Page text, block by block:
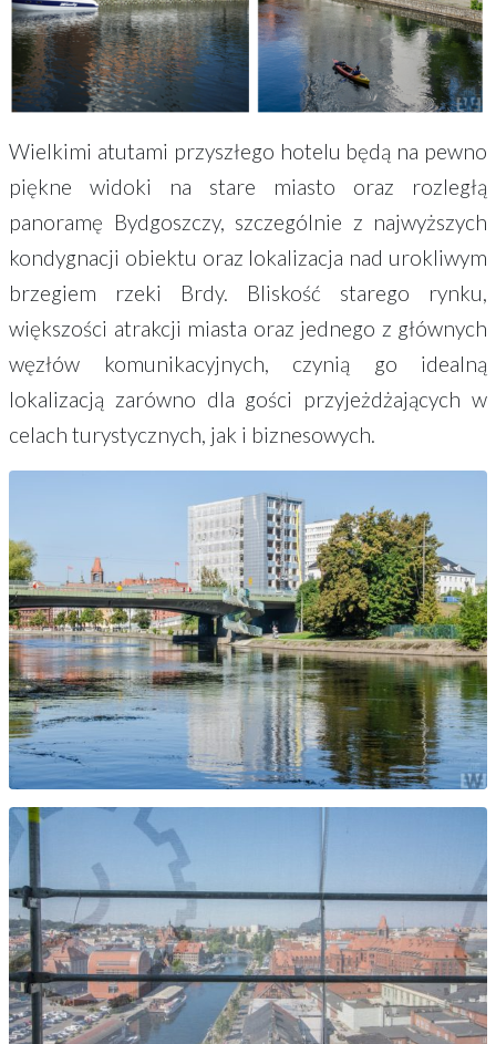
Wielkimi atutami przyszłego hotelu będą na pewno
piękne widoki na stare miasto oraz rozległą
panoramę Bydgoszczy, szczególnie z najwyższych
kondygnacji obiektu oraz lokalizacja nad urokliwym
brzegiem rzeki Brdy. Bliskość starego rynku,
większości atrakcji miasta oraz jednego z głównych
węzłów komunikacyjnych, czynią go idealną
lokalizacją zarówno dla gości przyjeżdżających w
celach turystycznych, jak i biznesowych.